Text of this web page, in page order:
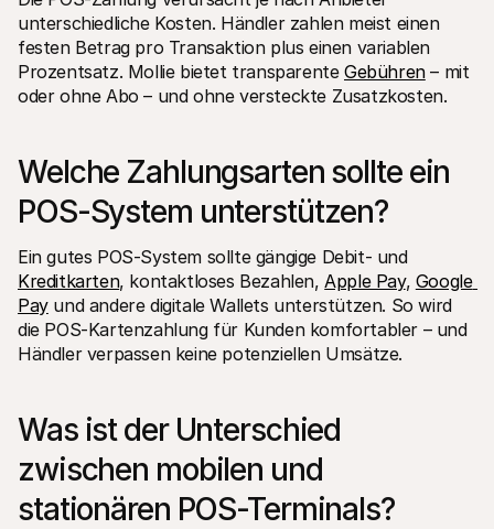
unterschiedliche Kosten. Händler zahlen meist einen
festen Betrag pro Transaktion plus einen variablen
Prozentsatz. Mollie bietet transparente Gebühren – mit
oder ohne Abo – und ohne versteckte Zusatzkosten.
Welche Zahlungsarten sollte ein
POS-System unterstützen?
Ein gutes POS-System sollte gängige Debit- und
Kreditkarten, kontaktloses Bezahlen, Apple Pay, Google
Pay und andere digitale Wallets unterstützen. So wird
die POS-Kartenzahlung für Kunden komfortabler – und
Händler verpassen keine potenziellen Umsätze.
Was ist der Unterschied
zwischen mobilen und
stationären POS-Terminals?